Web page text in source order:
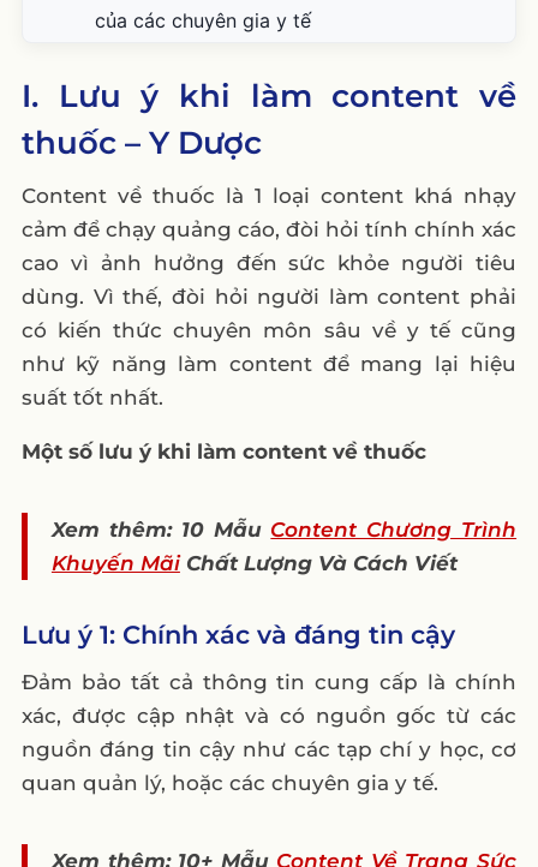
của các chuyên gia y tế
1. Cập nhật thông tin về các loại thuốc phổ
biến
mắc về thuốc
3. Blog về công nghệ y tế mới trong việc
sản xuất thuốc
4. Case study về việc sử dụng thuốc thành
công trong điều trị bệnh
5. Podcast về sức khỏe và thuốc
6. Hướng dẫn về cách lựa chọn thuốc đúng
7. Nội dung về phòng ngừa bằng thuốc
8. Feedback của khách hàng sau khi dùng
9. Nội dung về những cải tiến mới trong
10. Đưa ra những lời khuyên về sức khỏe,
dinh dưỡng
III. 6 Mẫu content về thuốc – Y Dược
2. Mẫu content quảng cáo về thuốc 2
I. Lưu ý khi làm content về
thuốc – Y Dược
Content về thuốc là 1 loại content khá nhạy
cảm để chạy quảng cáo, đòi hỏi tính chính xác
cao vì ảnh hưởng đến sức khỏe người tiêu
dùng. Vì thế, đòi hỏi người làm content phải
có kiến thức chuyên môn sâu về y tế cũng
như kỹ năng làm content để mang lại hiệu
suất tốt nhất.
Một số lưu ý khi làm content về thuốc
Xem thêm: 10 Mẫu Content Chương Trình
Khuyến MãiChất Lượng Và Cách Viết
Lưu ý 1: Chính xác và đáng tin cậy
Đảm bảo tất cả thông tin cung cấp là chính
xác, được cập nhật và có nguồn gốc từ các
nguồn đáng tin cậy như các tạp chí y học, cơ
quan quản lý, hoặc các chuyên gia y tế.
Xem thêm: 10+ Mẫu Content Về Trang Sức